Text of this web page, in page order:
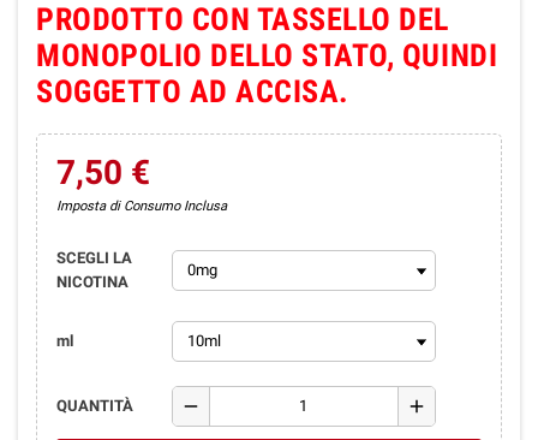
PRODOTTO CON TASSELLO DEL
MONOPOLIO DELLO STATO, QUINDI
SOGGETTO AD ACCISA.
7,50 €
Imposta di Consumo Inclusa
SCEGLI LA
NICOTINA
ml
QUANTITÀ remove add